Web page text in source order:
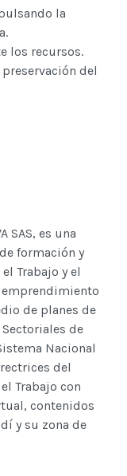
la
los recursos.
del
SAS, es una
formación y
Trabajo y el
emprendimiento
de planes de
de
Nacional
del
Trabajo con
contenidos
y su zona de